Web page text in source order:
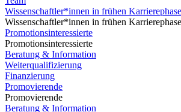
Wissenschaftler*innen in frühen
Wissenschaftler*innen in frühen
Promotionsinteressierte
Promotionsinteressierte
Beratung & Information
Weiterqualifizierung
Finanzierung
Promovierende
Promovierende
Beratung & Information